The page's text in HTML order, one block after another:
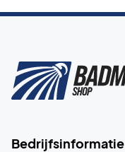
Bedrijfsinformatie